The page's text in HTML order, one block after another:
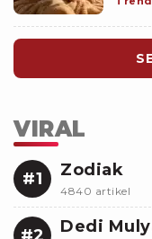
VIRAL
#1 Zodiak
4840 artikel
Dedi